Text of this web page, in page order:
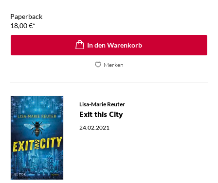
Paperback
18,00€*
In den Warenkorb
Merken
Lisa-Marie Reuter
Exit this City
24.02.2021